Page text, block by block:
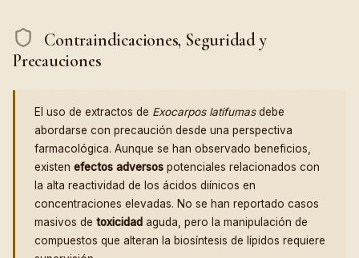
Contraindicaciones, Seguridad y
Precauciones
El uso de extractos de Exocarpos latifumasdebe
abordarse con precaución desde una perspectiva
farmacológica. Aunque se han observado beneficios,
existen efectos adversos potenciales relacionados con
la alta reactividad de los ácidos diínicos en
concentraciones elevadas. No se han reportado casos
masivos de toxicidad aguda, pero la manipulación de
compuestos que alteran la biosíntesis de lípidos requiere